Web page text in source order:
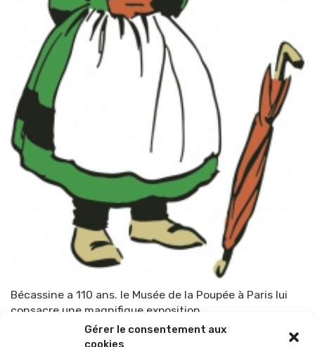
Gérer le consentement aux
cookies
Bécassine a 110 ans. le Musée de la Poupée à Paris lui
consacre une magnifique exposition
TOP-PARENTS 18 février 2015